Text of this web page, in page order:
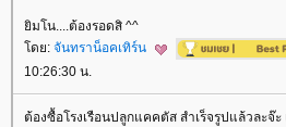
ิมโน....ต้องรอดสิ ^^
ดย: จันทราน็อคเทิร์น
10:26:30 น.
ต้องซื้อโรงเรือนปลูกแคคตัส สำเร็จรูปแล้วละ